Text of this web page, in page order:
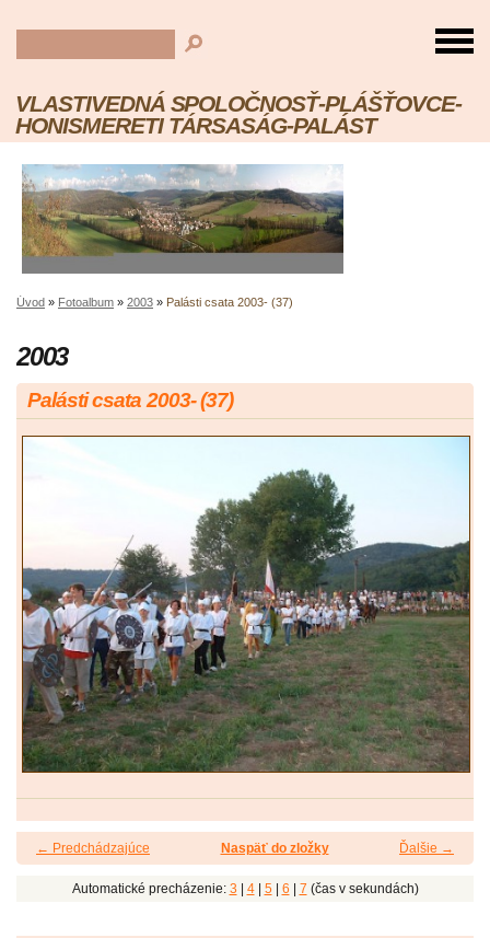
VLASTIVEDNÁ SPOLOČNOSŤ-PLÁŠŤOVCE-
HONISMERETI TÁRSASÁG-PALÁST
Úvod » Fotoalbum » 2003 » Palásti csata 2003- (37)
2003
Palásti csata 2003- (37)
← Predchádzajúce Ďalšie →
Naspäť do zložky
Automatické precházenie: 3 4| 5| 6 7 (čas v sekundách)